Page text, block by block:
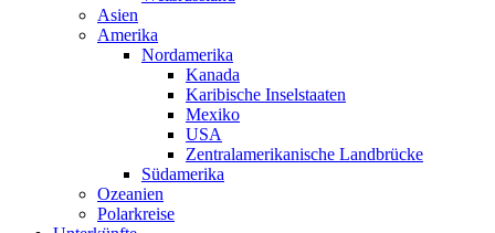
Asien
Amerika
Nordamerika
Kanada
Karibische Inselstaaten
Mexiko
USA
Zentralamerikanische Landbrücke
Südamerika
Ozeanien
Polarkreise